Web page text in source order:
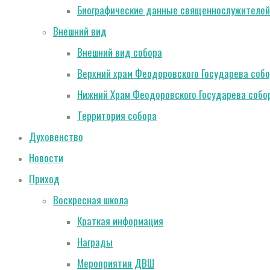
Биографические данные
Внешний вид
Внешний вид собора
Верхний храм Феодоровского Государева
Нижний Храм Феодоровского Государева
Территория собора
Духовенство
Новости
Приход
Воскресная школа
Краткая информация
Награды
Мероприятия ДВШ